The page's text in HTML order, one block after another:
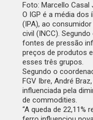
Foto: Marcello Casal
O IGP é a média
(IPA), ao
civil (INCC).
fontes de pressão
preços de produtos
esses três grupos.
Segundo o
FGV Ibre, André
influenciada pela
de commodities.
“A queda de 22,11%